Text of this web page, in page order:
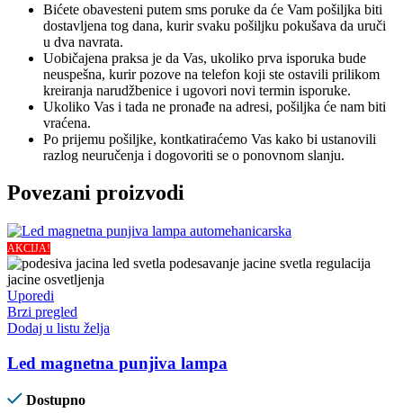
Bićete obavesteni putem sms poruke da će Vam pošiljka biti
dostavljena tog dana, kurir svaku pošiljku pokušava da uruči
u dva navrata.
Uobičajena praksa je da Vas, ukoliko prva isporuka bude
neuspešna, kurir pozove na telefon koji ste ostavili prilikom
kreiranja narudžbenice i ugovori novi termin isporuke.
Ukoliko Vas i tada ne pronađe na adresi, pošiljka će nam biti
vraćena.
Po prijemu pošiljke, kontkatiraćemo Vas kako bi ustanovili
razlog neuručenja i dogovoriti se o ponovnom slanju.
Povezani proizvodi
AKCIJA!
Uporedi
Brzi pregled
Dodaj u listu želja
Led magnetna punjiva lampa
Dostupno